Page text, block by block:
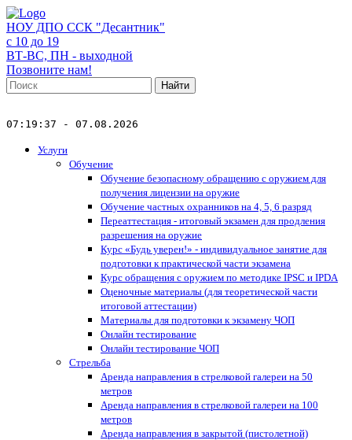
НОУ ДПО ССК "Десантник"
с 10 до 19
ВТ-ВС, ПН - выходной
Позвоните нам!
Найти
07:19:37 - 07.08.2026
Услуги
Обучение
Обучение безопасному обращению с оружием для
получения лицензии на оружие
Обучение частных охранников на 4, 5, 6 разряд
Переаттестация - итоговый экзамен для продления
разрешения на оружие
Курс «Будь уверен!» - индивидуальное занятие для
подготовки к практической части экзамена
Курс обращения с оружием по методике IPSC и IPDA
Оценочные материалы (для теоретической части
итоговой аттестации)
Материалы для подготовки к экзамену ЧОП
Онлайн тестирование
Онлайн тестирование ЧОП
Стрельба
Аренда направления в стрелковой галереи на 50
метров
Аренда направления в стрелковой галереи на 100
метров
Аренда направления в закрытой (пистолетной)